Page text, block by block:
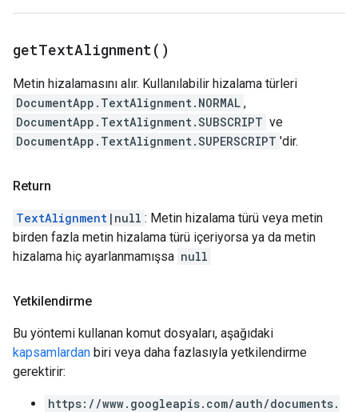
getTextAlignment( )
Metin hizalamasını alır. Kullanılabilir hizalama türleri
DocumentApp.TextAlignment.NORMAL ,
DocumentApp.TextAlignment.SUBSCRIPT ve
DocumentApp.TextAlignment.SUPERSCRIPT 'dir.
Return
TextAlignment |null : Metin hizalama türü veya metin
birden fazla metin hizalama türü içeriyorsa ya da metin
hizalama hiç ayarlanmamışsa null
Yetkilendirme
Bu yöntemi kullanan komut dosyaları, aşağıdaki
kapsamlardan biri veya daha fazlasıyla yetkilendirme
gerektirir:
https://www.googleapis.com/auth/documents.